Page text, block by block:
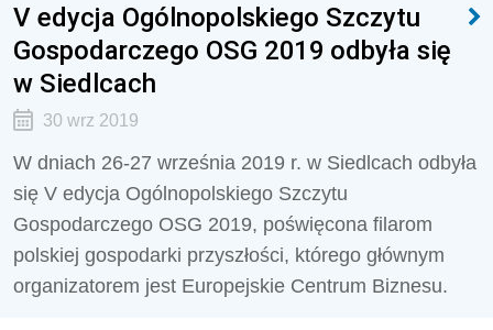
V edycja Ogólnopolskiego Szczytu
Gospodarczego OSG 2019 odbyła się
w Siedlcach
30 wrz 2019
W dniach 26-27 września 2019 r. w Siedlcach odbyła
się V edycja Ogólnopolskiego Szczytu
Gospodarczego OSG 2019, poświęcona filarom
polskiej gospodarki przyszłości, którego głównym
organizatorem jest Europejskie Centrum Biznesu.